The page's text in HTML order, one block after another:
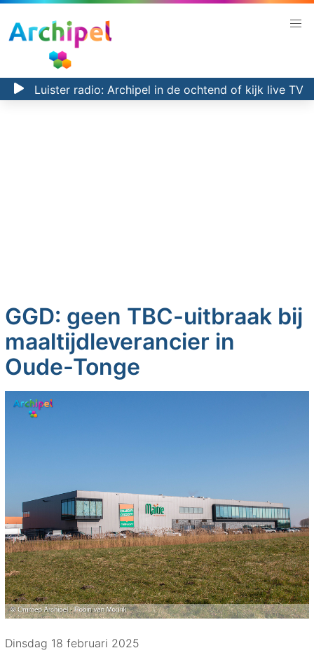
Luister radio: Archipel in de ochtend of kijk live TV
GGD: geen TBC-uitbraak bij
maaltijdleverancier in
Oude-Tonge
Dinsdag 18 februari 2025